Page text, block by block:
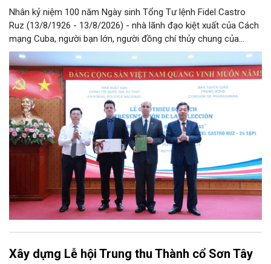
Nhân kỷ niệm 100 năm Ngày sinh Tổng Tư lệnh Fidel Castro
Ruz (13/8/1926 - 13/8/2026) - nhà lãnh đạo kiệt xuất của Cách
mạng Cuba, người bạn lớn, người đồng chí thủy chung của
Đảng, Nhà nước và nhân dân Việt Nam, chiều 5/8, tại Hà Nội,
Nhà xuất bản Chính trị quốc gia Sự thật phối hợp với Ban Tuyên
giáo Trung ương tổ chức Lễ giới thiệu bộ sách “Tuyển tập các
tác phẩm chọn lọc của Tổng Tư lệnh Fidel Castro Ruz” gồm 24
tập bằng tiếng Tây Ban Nha.
Xây dựng Lễ hội Trung thu Thành cổ Sơn Tây